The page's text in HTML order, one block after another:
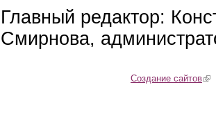
Главный редактор:
Смирнова,
Создание сайтов